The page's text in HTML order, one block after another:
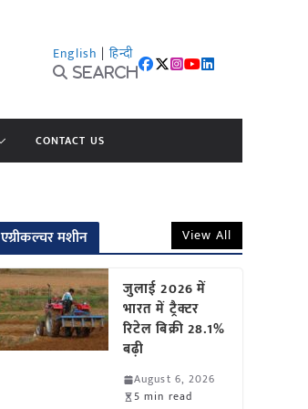
English | हिन्दी
Search
CONTACT US
एग्रीकल्चर मशीन View All
जुलाई 2026 में
भारत में ट्रैक्टर
रिटेल बिक्री 28.1%
बढ़ी
August 6, 2026
5 min read